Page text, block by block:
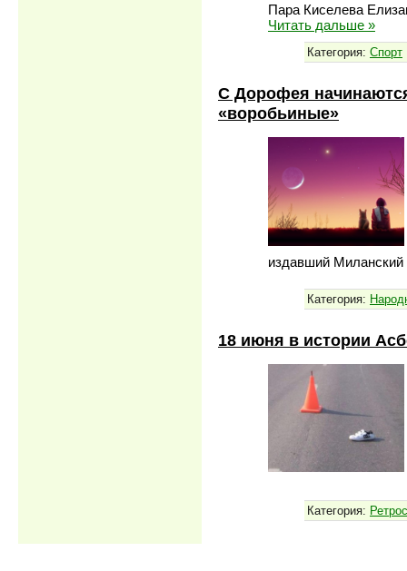
Пара Киселева
Читать дальше »
Категория: Спорт
С Дорофея
«воробьиные»
издавший Миланский
Категория:
18 июня в истории
Категория: